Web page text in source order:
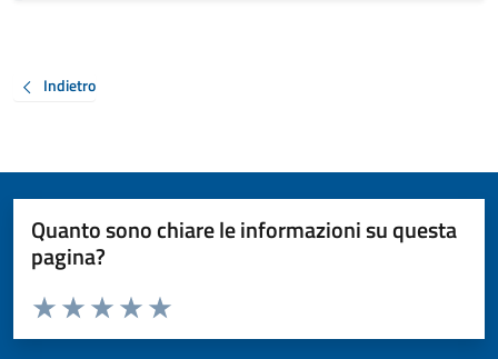
Indietro
Quanto sono chiare le informazioni su questa
pagina?
Valuta da 1 a 5 stelle la pagina
Valuta 5 stelle su 5
Valuta 4 stelle su 5
Valuta 3 stelle su 5
Valuta 2 stelle su 5
Valuta 1 stelle su 5